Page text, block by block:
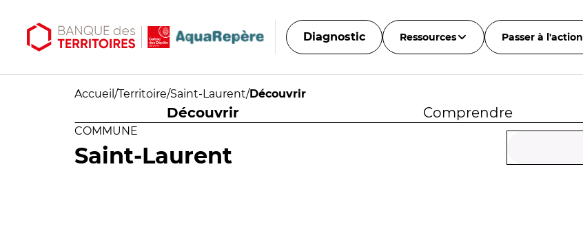
Diagnostic Ressources Passer à l'action
Accueil /Territoire/Saint-Laurent/Découvrir
Découvrir Comprendre
COMMUNE
Saint-Laurent